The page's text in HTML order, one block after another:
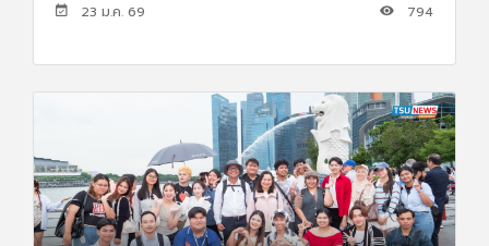
23 ม.ค. 69 794